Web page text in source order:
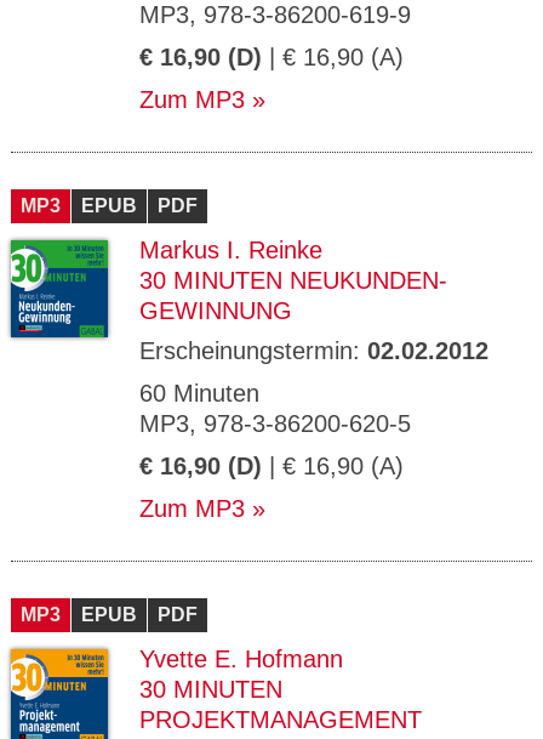
MP3, 978-3-86200-619-9
€ 16,90 (D) | € 16,90 (A)
Zum MP3
MP3 EPUB PDF
Markus I. Reinke
30 MINUTEN NEUKUNDEN-
GEWINNUNG
Erscheinungstermin: 02.02.2012
60 Minuten
MP3, 978-3-86200-620-5
€ 16,90 (D) | € 16,90 (A)
Zum MP3
MP3 EPUB PDF
Yvette E. Hofmann
30 MINUTEN
PROJEKTMANAGEMENT